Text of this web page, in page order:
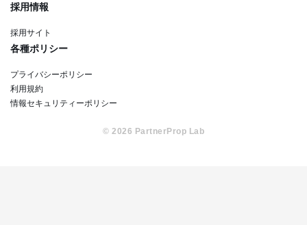
採用情報
採用サイト
各種ポリシー
プライバシーポリシー
利用規約
情報セキュリティーポリシー
© 2026 PartnerProp Lab